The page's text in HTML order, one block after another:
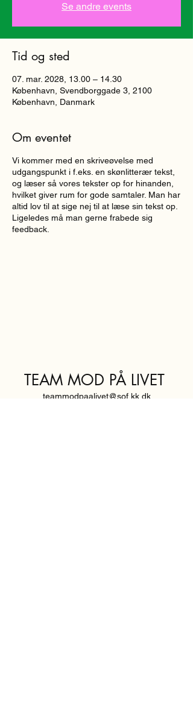
Se andre events
Tid og sted
07. mar. 2028, 13.00 – 14.30
København, Svendborggade 3, 2100
København, Danmark
Om eventet
Vi kommer med en skriveøvelse med
udgangspunkt i f.eks. en skønlitterær tekst,
og læser så vores tekster op for hinanden,
hvilket giver rum for gode samtaler. Man har
altid lov til at sige nej til at læse sin tekst op.
Ligeledes må man gerne frabede sig
feedback.
TEAM MOD PÅ LIVET
teammodpaalivet@sof.kk.dk